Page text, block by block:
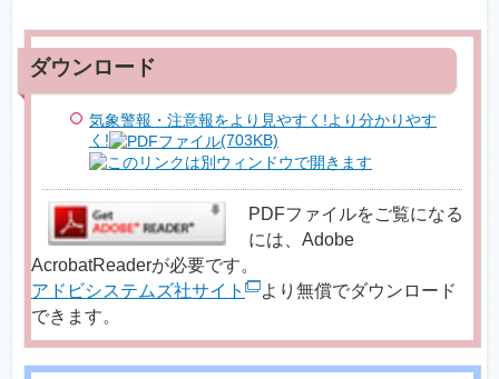
気象警報・注意報をより見やすく!より分かりやす
く!
(703KB)
PDFファイルをご覧になる
には、Adobe
AcrobatReaderが必要です。
アドビシステムズ社サイト
より無償でダウンロード
できます。